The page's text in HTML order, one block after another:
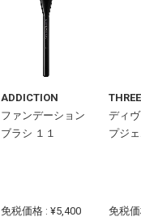
ADDICTION
ファンデーション
ブラシ １１
免税価格 : ¥5,400
THREE
ディ
プジ
免税